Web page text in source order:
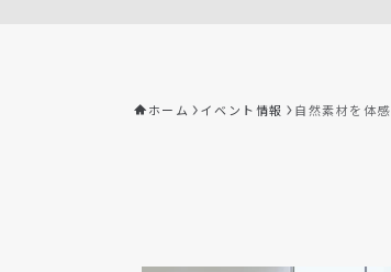
ホーム イベント情報 自然素材を体感